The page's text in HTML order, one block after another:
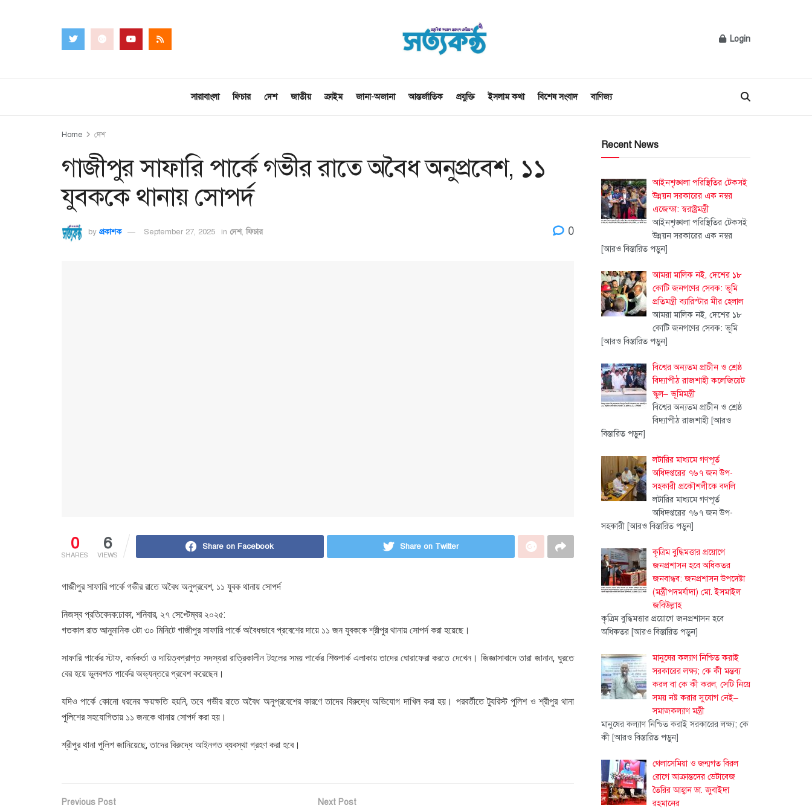
Login
সারাবাংলা ফিচার দেশ জাতীয় ক্রাইম জানা-অজানা আন্তর্জাতিক প্রযুক্তি ইসলাম কথা বিশেষ সংবাদ বাণিজ্য
Home দেশ
গাজীপুর সাফারি পার্কে গভীর রাতে অবৈধ অনুপ্রবেশ, ১১
যুবককে থানায় সোপর্দ
by প্রকাশক September 27, 2025 in দেশ,ফিচার 0
0
SHARES
6
VIEWS
Share on Facebook Share on Twitter
গাজীপুর সাফারি পার্কে গভীর রাতে অবৈধ অনুপ্রবেশ, ১১ যুবক থানায় সোপর্দ
নিজস্ব প্রতিবেদক:ঢাকা, শনিবার, ২৭ সেপ্টেম্বর ২০২৫:
গতকাল রাত আনুমানিক ৩টা ৩০ মিনিটে গাজীপুর সাফারি পার্কে অবৈধভাবে প্রবেশের দায়ে ১১ জন যুবককে শ্রীপুর থানায় সোপর্দ করা হয়েছে।
সাফারি পার্কের স্টাফ, কর্মকর্তা ও দায়িত্বপ্রাপ্ত সদস্যরা রাত্রিকালীন টহলের সময় পার্কের শিশুপার্ক এলাকায় তাদের ঘোরাফেরা করতে দেখেন। জিজ্ঞাসাবাদে তারা জানান, ঘুরতে
বের হয়ে ভুলবশত পার্কের অভ্যন্তরে প্রবেশ করেছেন।
যদিও পার্কে কোনো ধরনের ক্ষয়ক্ষতি হয়নি, তবে গভীর রাতে অবৈধ অনুপ্রবেশের কারণে তাদের বিরুদ্ধে অভিযোগ দাখিল করা হয়। পরবর্তীতে ট্যুরিস্ট পুলিশ ও শ্রীপুর থানা
পুলিশের সহযোগিতায় ১১ জনকে থানায় সোপর্দ করা হয়।
শ্রীপুর থানা পুলিশ জানিয়েছে, তাদের বিরুদ্ধে আইনগত ব্যবস্থা গ্রহণ করা হবে।
Previous Post Next Post
Recent News
আইনশৃঙ্খলা পরিস্থিতির টেকসই
উন্নয়ন সরকারের এক নম্বর
এজেন্ডা: স্বরাষ্ট্রমন্ত্রী
আইনশৃঙ্খলা পরিস্থিতির টেকসই
উন্নয়ন সরকারের এক নম্বর
[আরও বিস্তারিত পড়ুন]
আমরা মালিক নই, দেশের ১৮
কোটি জনগণের সেবক: ভূমি
প্রতিমন্ত্রী ব্যারিস্টার মীর হেলাল
আমরা মালিক নই, দেশের ১৮
কোটি জনগণের সেবক: ভূমি
[আরও বিস্তারিত পড়ুন]
বিশ্বের অন্যতম প্রাচীন ও শ্রেষ্ঠ
বিদ্যাপীঠ রাজশাহী কলেজিয়েট
স্কুল– ভূমিমন্ত্রী
বিশ্বের অন্যতম প্রাচীন ও শ্রেষ্ঠ
বিদ্যাপীঠ রাজশাহী [আরও
বিস্তারিত পড়ুন]
লটারির মাধ্যমে গণপূর্ত
অধিদপ্তরের ৭৬৭ জন উপ-
সহকারী প্রকৌশলীকে বদলি
লটারির মাধ্যমে গণপূর্ত
অধিদপ্তরের ৭৬৭ জন উপ-
সহকারী [আরও বিস্তারিত পড়ুন]
কৃত্রিম বুদ্ধিমত্তার প্রয়োগে
জনপ্রশাসন হবে অধিকতর
জনবান্ধব: জনপ্রশাসন উপদেষ্টা
(মন্ত্রীপদমর্যাদা) মো. ইসমাইল
জবিউল্লাহ
কৃত্রিম বুদ্ধিমত্তার প্রয়োগে জনপ্রশাসন হবে
অধিকতর [আরও বিস্তারিত পড়ুন]
মানুষের কল্যাণ নিশ্চিত করাই
সরকারের লক্ষ্য; কে কী মন্তব্য
করল বা কে কী করল, সেটি নিয়ে
সময় নষ্ট করার সুযোগ নেই–
সমাজকল্যাণ মন্ত্রী
মানুষের কল্যাণ নিশ্চিত করাই সরকারের লক্ষ্য; কে
কী [আরও বিস্তারিত পড়ুন]
থেলাসেমিয়া ও জন্মগত বিরল
রোগে আক্রান্তদের ডেটাবেজ
তৈরির আহ্বান ডা. জুবাইদা
রহমানের